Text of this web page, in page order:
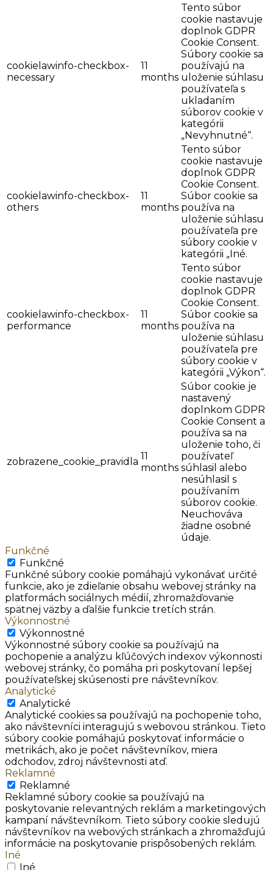
cookielawinfo-checkbox-
necessary
11
months
Tento súbor
cookie nastavuje
doplnok GDPR
Cookie Consent.
Súbory cookie sa
používajú na
uloženie súhlasu
používateľa s
ukladaním
súborov cookie v
kategórii
„Nevyhnutné“.
cookielawinfo-checkbox-
others
11
months
Tento súbor
cookie nastavuje
doplnok GDPR
Cookie Consent.
Súbor cookie sa
používa na
uloženie súhlasu
používateľa pre
súbory cookie v
kategórii „Iné.
cookielawinfo-checkbox-
performance
11
months
Tento súbor
cookie nastavuje
doplnok GDPR
Cookie Consent.
Súbor cookie sa
používa na
uloženie súhlasu
používateľa pre
súbory cookie v
kategórii „Výkon“.
zobrazene_cookie_pravidla 11
months
Súbor cookie je
nastavený
doplnkom GDPR
Cookie Consent a
používa sa na
uloženie toho, či
používateľ
súhlasil alebo
nesúhlasil s
používaním
súborov cookie.
Neuchováva
žiadne osobné
údaje.
Funkčné
Funkčné
Funkčné súbory cookie pomáhajú vykonávať určité
funkcie, ako je zdieľanie obsahu webovej stránky na
platformách sociálnych médií, zhromažďovanie
spätnej väzby a ďalšie funkcie tretích strán.
Výkonnostné
Výkonnostné
Výkonnostné súbory cookie sa používajú na
pochopenie a analýzu kľúčových indexov výkonnosti
webovej stránky, čo pomáha pri poskytovaní lepšej
používateľskej skúsenosti pre návštevníkov.
Analytické
Analytické
Analytické cookies sa používajú na pochopenie toho,
ako návštevníci interagujú s webovou stránkou. Tieto
súbory cookie pomáhajú poskytovať informácie o
metrikách, ako je počet návštevníkov, miera
odchodov, zdroj návštevnosti atď.
Reklamné
Reklamné
Reklamné súbory cookie sa používajú na
poskytovanie relevantných reklám a marketingových
kampaní návštevníkom. Tieto súbory cookie sledujú
návštevníkov na webových stránkach a zhromažďujú
informácie na poskytovanie prispôsobených reklám.
Iné
Iné